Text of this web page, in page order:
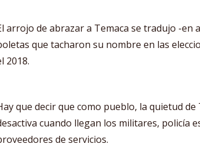
arrojo de abrazar a Temaca se tradujo -en
que tacharon su nombre en las
2018.
que decir que como pueblo, la quietud de
cuando llegan los militares, policía
de servicios.